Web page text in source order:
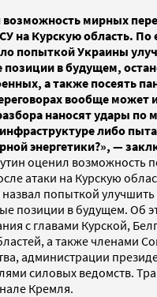
мирных
на Курскую область. По
попыткой Украины
позиции в будущем,
а также посеять
вообще может
наносят удары
либо
энергетики?», —
оценил возможность
атаки на Курскую
назвал попыткой улучшить
позиции в будущем. Об
с главами Курской,
а также членами
администрации
силовых ведомств.
Кремля.